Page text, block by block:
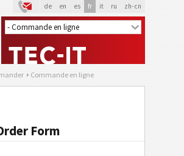
de en es fr it ru zh-cn
Commande en ligne
Form